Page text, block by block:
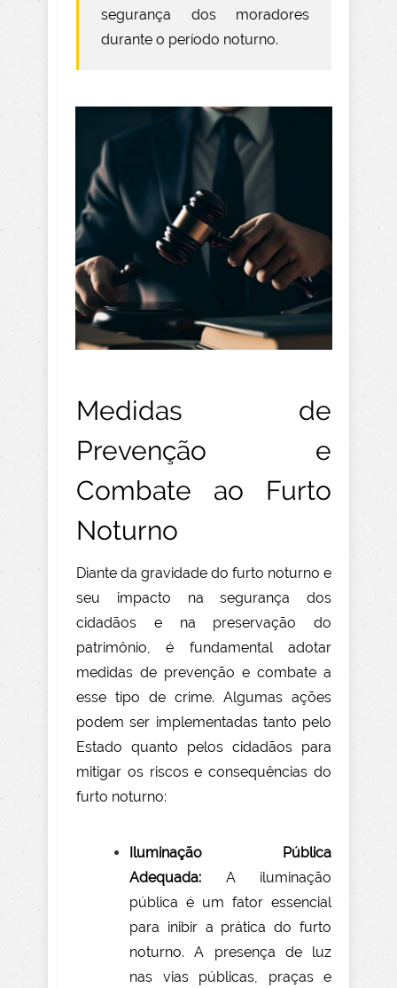
segurança dos moradores
durante o período noturno.
Medidas de
Prevenção e
Combate ao Furto
Noturno
Diante da gravidade do furto noturno e
seu impacto na segurança dos
cidadãos e na preservação do
patrimônio, é fundamental adotar
medidas de prevenção e combate a
esse tipo de crime. Algumas ações
podem ser implementadas tanto pelo
Estado quanto pelos cidadãos para
mitigar os riscos e consequências do
furto noturno:
Iluminação Pública
Adequada: A iluminação
pública é um fator essencial
para inibir a prática do furto
noturno. A presença de luz
nas vias públicas, praças e